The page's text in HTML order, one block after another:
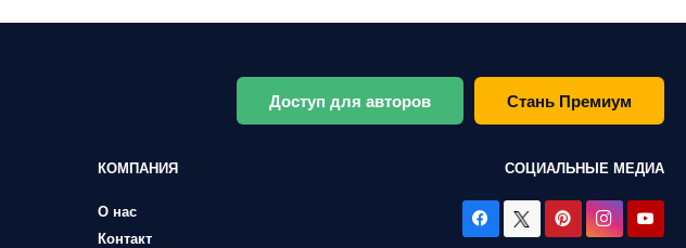
Доступ для авторов Стань Премиум
КОМПАНИЯ
О нас
Контакт
СОЦИАЛЬНЫЕ МЕДИА